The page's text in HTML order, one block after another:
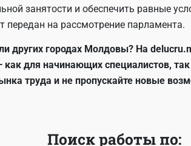
занятости и обеспечить равные
передан на рассмотрение парламента.
других городах Молдовы? На
как для начинающих специалистов,
труда и не пропускайте новые
Поиск работы по: